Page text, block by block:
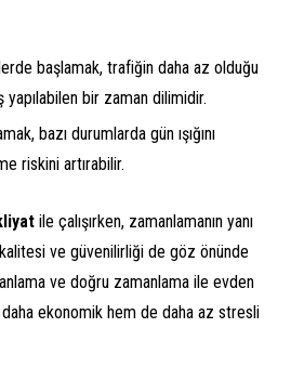
başlamak, trafiğin daha az olduğu
bir zaman dilimidir.
bazı durumlarda gün ışığını
riskini artırabilir.
ile çalışırken, zamanlamanın yanı
ve güvenilirliği de göz önünde
ve doğru zamanlama ile evden
ekonomik hem de daha az stresli